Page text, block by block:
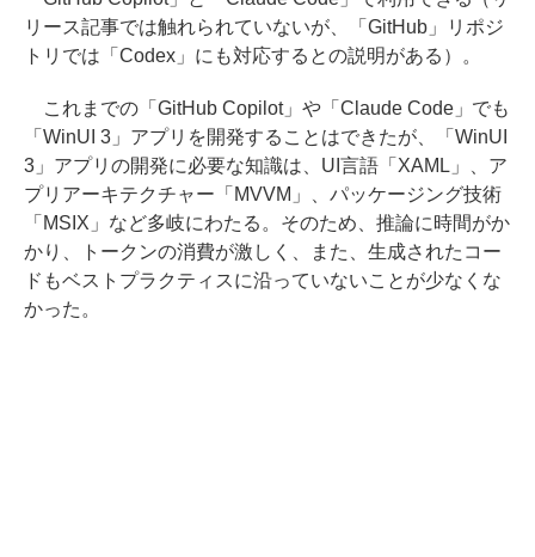
リース記事では触れられていないが、「GitHub」リポジ
トリでは「Codex」にも対応するとの説明がある）。
これまでの「GitHub Copilot」や「Claude Code」でも
「WinUI 3」アプリを開発することはできたが、「WinUI
3」アプリの開発に必要な知識は、UI言語「XAML」、ア
プリアーキテクチャー「MVVM」、パッケージング技術
「MSIX」など多岐にわたる。そのため、推論に時間がか
かり、トークンの消費が激しく、また、生成されたコー
ドもベストプラクティスに沿っていないことが少なくな
かった。